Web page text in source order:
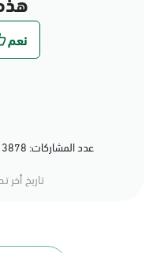
عدد المشاركات: 3878 مشاركة (47%) أعجبهم المحتوى
تاريخ أخر